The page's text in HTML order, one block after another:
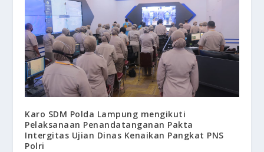
Karo SDM Polda Lampung mengikuti
Pelaksanaan Penandatanganan Pakta
Intergitas Ujian Dinas Kenaikan Pangkat PNS
Polri